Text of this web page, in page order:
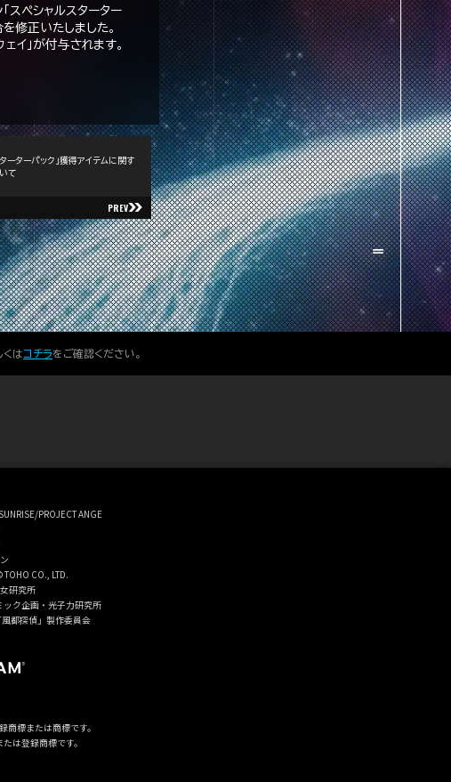
スペシャルスターター
修正いたしました。
イ」が付与されます。
ターターパック」獲得アイテムに関す
て
PREV
くはコチラをご確認ください。
PROJECT ANGE
TOHO CO., LTD.
研究所
ック企画・光子力研究所
都探偵」製作委員会
商標または商標です。
は登録商標です。